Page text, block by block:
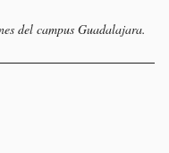
del campus Guadalajara.